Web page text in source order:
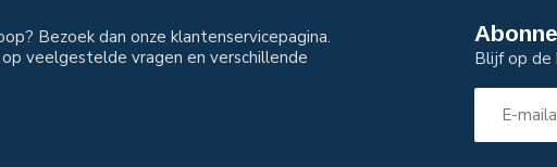
Bezoek dan onze klantenservicepagina.
veelgestelde vragen en verschillende
Blijf op de